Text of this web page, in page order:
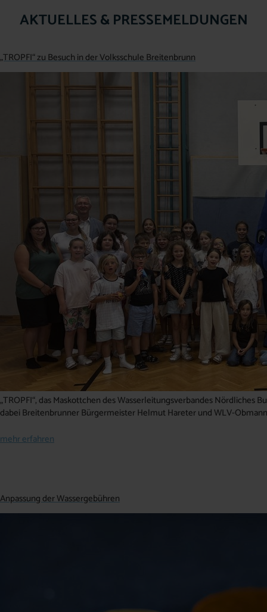
AKTUELLES & PRESSEMELDUNGEN
„TROPFI“ zu Besuch in der Volksschule Breitenbrunn
„TROPFI“, das Maskottchen des Wasserleitungsverbandes
dabei Breitenbrunner Bürgermeister Helmut Hareter und WLV-
mehr erfahren
Anpassung der Wassergebühren